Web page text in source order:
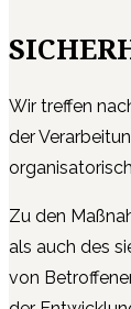
Wir treffen
der
Zu den
als auch des
von